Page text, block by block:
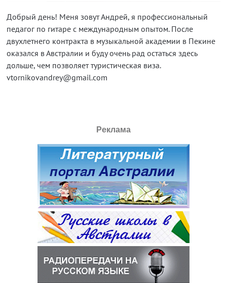
Добрый день! Меня зовут Андрей, я профессиональный
педагог по гитаре с международным опытом. После
двухлетнего контракта в музыкальной академии в Пекине
оказался в Австралии и буду очень рад остаться здесь
дольше, чем позволяет туристическая виза.
vtornikovandrey@gmail.com
Реклама